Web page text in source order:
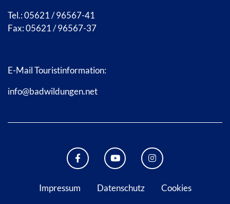
Tel.: 05621 / 96567-41
Fax: 05621 / 96567-37
E-Mail Touristinformation:
info@badwildungen.net
FACEBOOK BAD WILDUNGEN
YOUTUBE KANAL STADT
INSTAGRAM
Impressum Datenschutz
Cookies